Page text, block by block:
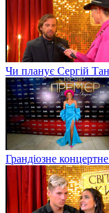
Чи планує Сергій
Грандіозне